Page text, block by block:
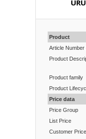
Product
Article
Product
Product family
Product
Price data
Price Group
List Price
Customer Price